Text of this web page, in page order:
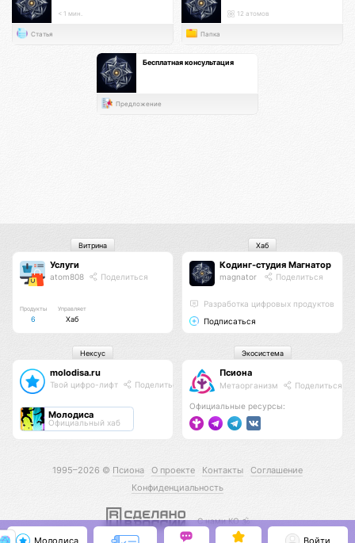
< 1 мин.
Статья
12 атомов
Папка
Бесплатная консультация
Предложение
Услуги
atom808 Поделиться
Продукты
6
Управляет
Хаб
Витрина
Кодинг-студия Магнатор
magnator Поделиться
Разработка цифровых продуктов
Подписаться
Хаб
molodisa.ru
Твой цифро-лифт Поделиться
Молодиса
Официальный хаб
Нексус
Псиона
Метаорганизм Поделиться
Официальные ресурсы:
Экосистема
1995–2026 © Псиона О проекте Контакты
Соглашение
Конфиденциальность
С нами КО 🕉️
Молодиса Войти